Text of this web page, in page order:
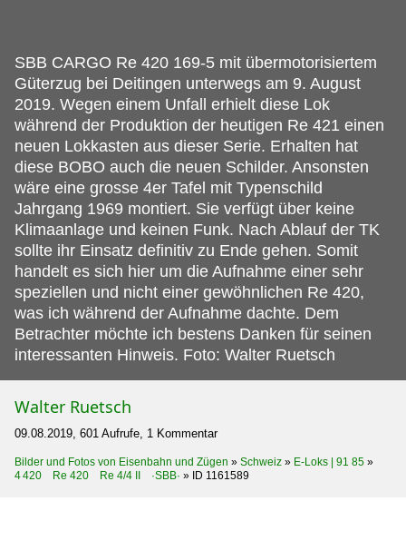
SBB CARGO Re 420 169-5 mit übermotorisiertem
Güterzug bei Deitingen unterwegs am 9. August
2019. Wegen einem Unfall erhielt diese Lok
während der Produktion der heutigen Re 421 einen
neuen Lokkasten aus dieser Serie. Erhalten hat
diese BOBO auch die neuen Schilder. Ansonsten
wäre eine grosse 4er Tafel mit Typenschild
Jahrgang 1969 montiert. Sie verfügt über keine
Klimaanlage und keinen Funk. Nach Ablauf der TK
sollte ihr Einsatz definitiv zu Ende gehen. Somit
handelt es sich hier um die Aufnahme einer sehr
speziellen und nicht einer gewöhnlichen Re 420,
was ich während der Aufnahme dachte. Dem
Betrachter möchte ich bestens Danken für seinen
interessanten Hinweis. Foto: Walter Ruetsch
Walter Ruetsch
09.08.2019, 601 Aufrufe, 1 Kommentar
Bilder und Fotos von Eisenbahn und Zügen » Schweiz » E-Loks | 91 85 »
4 420 Re 420 Re 4/4 II ·SBB· » ID 1161589